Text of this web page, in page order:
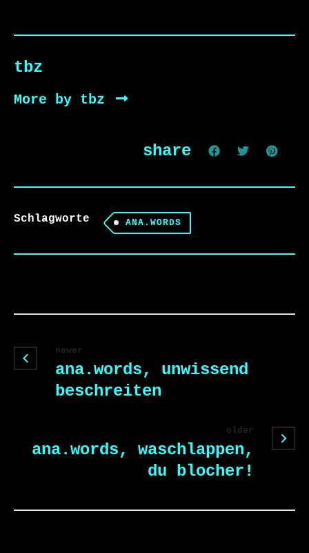
tbz
More by tbz
share
Schlagworte ANA.WORDS
newer
ana.words, unwissend
beschreiten
older
ana.words, waschlappen,
du blocher!